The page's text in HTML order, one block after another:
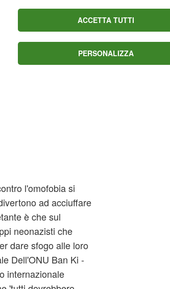
l'omofobia si
ad acciuffare
è che sul
neonazisti che
dare sfogo alle loro
Dell'ONU Ban Ki -
internazionale
ACCETTA TUTTI
PERSONALIZZA